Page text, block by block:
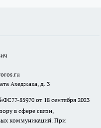
Ахеджака, д. 3
85970 от 18 сентября 2023
в сфере связи,
коммуникаций. При